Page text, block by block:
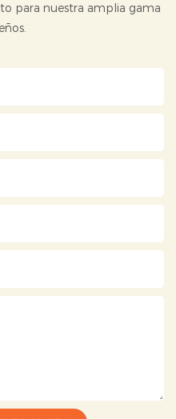
para nuestra amplia gama